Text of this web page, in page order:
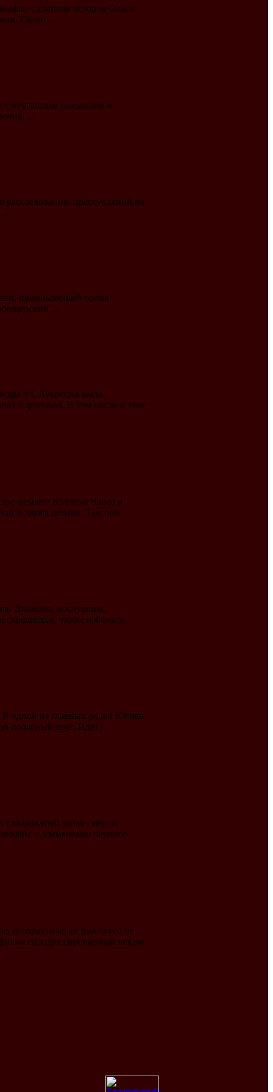
Странная история Ольги
Скоро ...
с неугасшим сознанием и
...
преступлений на
принимающий облик
...
VI. Лукреция была
и фильмах. В том числе и этот
некоего Кэллума Чэнса и
и двумя детьми. Там они
Джакомо, послушник,
чтобы избежать
В одной из главных ролей Югрен
полярный круг. Идет
запах смерти,
с элементами черного
но практически никто его не
спродюссированный неким